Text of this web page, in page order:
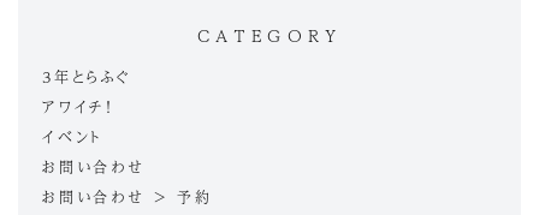
CATEGORY
3年とらふぐ
アワイチ！
イベント
お問い合わせ
お問い合わせ > 予約